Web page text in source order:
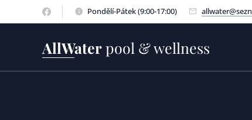
Pondělí-Pátek (9:00-17:00)
AllWaterpool & wellness